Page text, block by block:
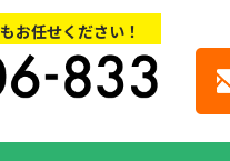
もお任せください！